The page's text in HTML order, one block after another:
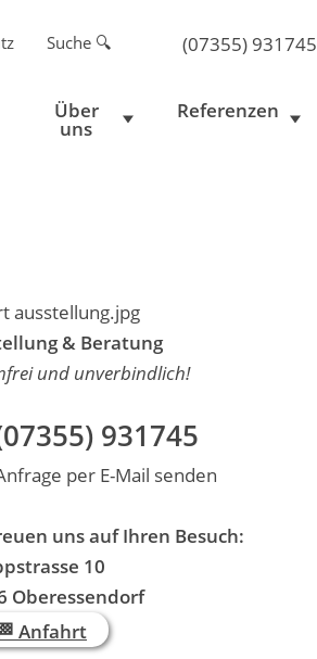
Suche 🔍 (07355) 931745
Über
uns
Referenzen
& Beratung
und unverbindlich!
931745
per E-Mail senden
uns auf Ihren Besuch:
10
Oberessendorf
Anfahrt